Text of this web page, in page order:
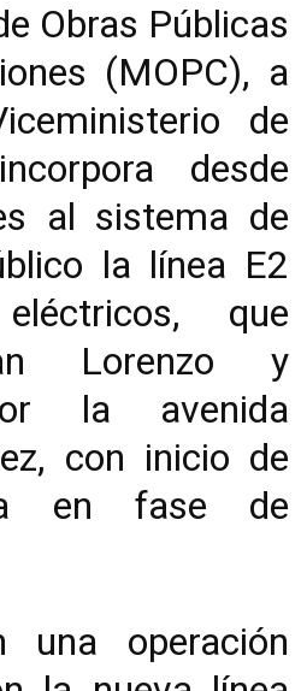
Obras Públicas
(MOPC), a
de
desde
al sistema de
la línea E2
que
Lorenzo y
la avenida
con inicio de
en fase de
una operación